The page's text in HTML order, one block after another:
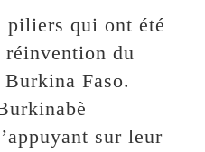
piliers qui ont été
réinvention du
Faso.
sur leur